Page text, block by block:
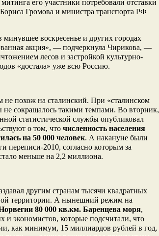
его участники потребовали отставки
Громова и министра транспорта РФ
воскресенье и других городах
акция», — подчеркнула Чирикова, —
лесов и застройкой культурно-
«достала» уже всю Россию.
похож на сталинский. При «сталинском
не сокращалось такими темпами. Во вторник,
статистической службы опубликовал
о том, что численность населения
на 50 000 человек. А накануне были
переписи-2010, согласно которым за
меньше на 2,2 миллиона.
другим странам тысячи квадратных
территории. А нынешний режим на
80 000 кв.км. Баренцева моря,
и экономистов, которые подсчитали, что
как минимум, 15 миллиардов рублей в год.